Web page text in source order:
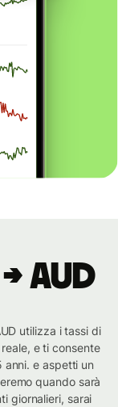
AUD
utilizza i tassi di
e ti consente
anni. e aspetti un
quando sarà
giornalieri, sarai